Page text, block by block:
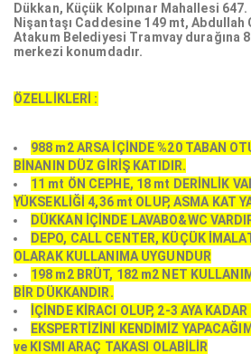
Dükkan, Küçük Kolpınar Mahallesi
Nişantaşı Caddesine 149 mt, Abdullah
Atakum Belediyesi Tramvay durağına
merkezi konumdadır.
ÖZELLİKLERİ :
​988 m2 ARSA İÇİNDE %20 TABAN
BİNANIN DÜZ GİRİŞ KATIDIR.
11 mt ÖN CEPHE, 18 mt DERİNLİK
YÜKSEKLİĞİ 4,36 mt OLUP, ASMA KAT
DÜKKAN İÇİNDE LAVABO&WC
DEPO, CALL CENTER, KÜÇÜK
OLARAK KULLANIMA UYGUNDUR
198 m2 BRÜT, 182 m2 NET
BİR DÜKKANDIR.
İÇİNDE KİRACI OLUP, 2-3 AYA
EKSPERTİZİNİ KENDİMİZ
ve KISMI ARAÇ TAKASI OLABİLİR